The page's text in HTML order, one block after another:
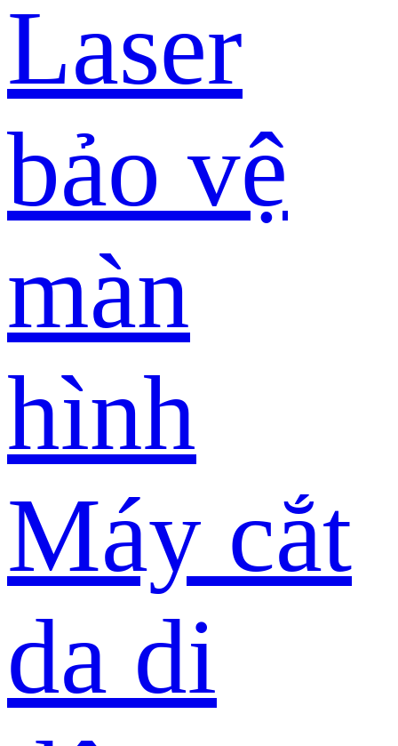
Laser
bảo vệ
màn
hình
Máy cắt
da di